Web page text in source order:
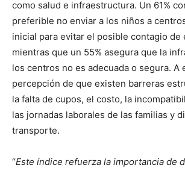
como salud e infraestructura. Un 61%
preferible no enviar a los niños a
inicial para evitar el posible contagio de
mientras que un 55% asegura que la
los centros no es adecuada o segura. A
percepción de que existen barreras
la falta de cupos, el costo, la
las jornadas laborales de las familias y
transporte.
“Este índice refuerza la importancia de